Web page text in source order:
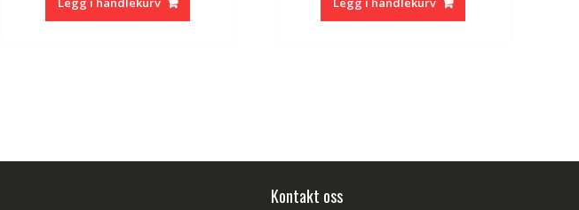
kr 571,00.kr 340,00.
kr 571,00.kr 340,00.
Kontakt oss